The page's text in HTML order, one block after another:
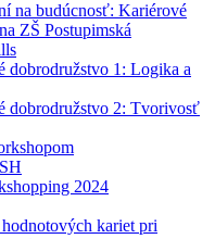
na budúcnosť: Kariérové
ZŠ Postupimská
dobrodružstvo 1: Logika a
dobrodružstvo 2: Tvorivosť
2024
kariet pri